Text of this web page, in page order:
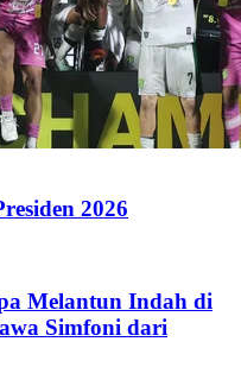
2026
Melantun Indah di
Simfoni dari